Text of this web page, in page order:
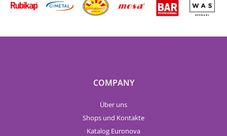
COMPANY
Über uns
Shops und Kontakte
Katalog Euronova